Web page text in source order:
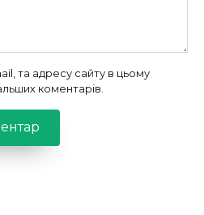
та адресу сайту в цьому
коментарів.